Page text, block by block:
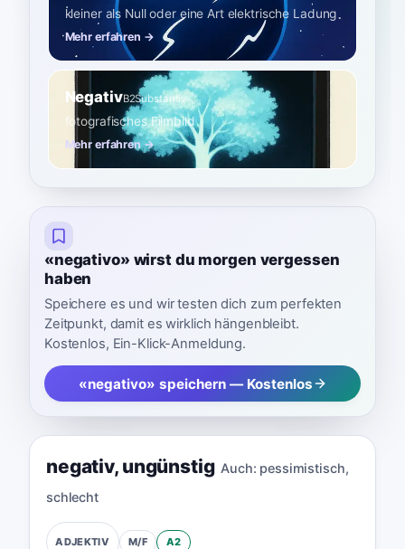
kleiner als Null oder eine Art elektrische Ladung
Mehr erfahren →
NegativB2Substantiv
fotografisches Filmbild
Mehr erfahren →
«negativo» wirst du morgen vergessen
haben
Speichere es und wir testen dich zum perfekten
Zeitpunkt, damit es wirklich hängenbleibt.
Kostenlos, Ein-Klick-Anmeldung.
«negativo» speichern — Kostenlos
negativ, ungünstig Auch: pessimistisch,
schlecht
ADJEKTIV M/F A2